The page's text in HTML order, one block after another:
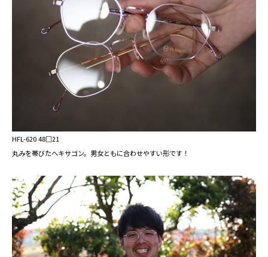
HFL-620 48□21
丸みを帯びたヘキサゴン。男女ともに合わせやすい形です！